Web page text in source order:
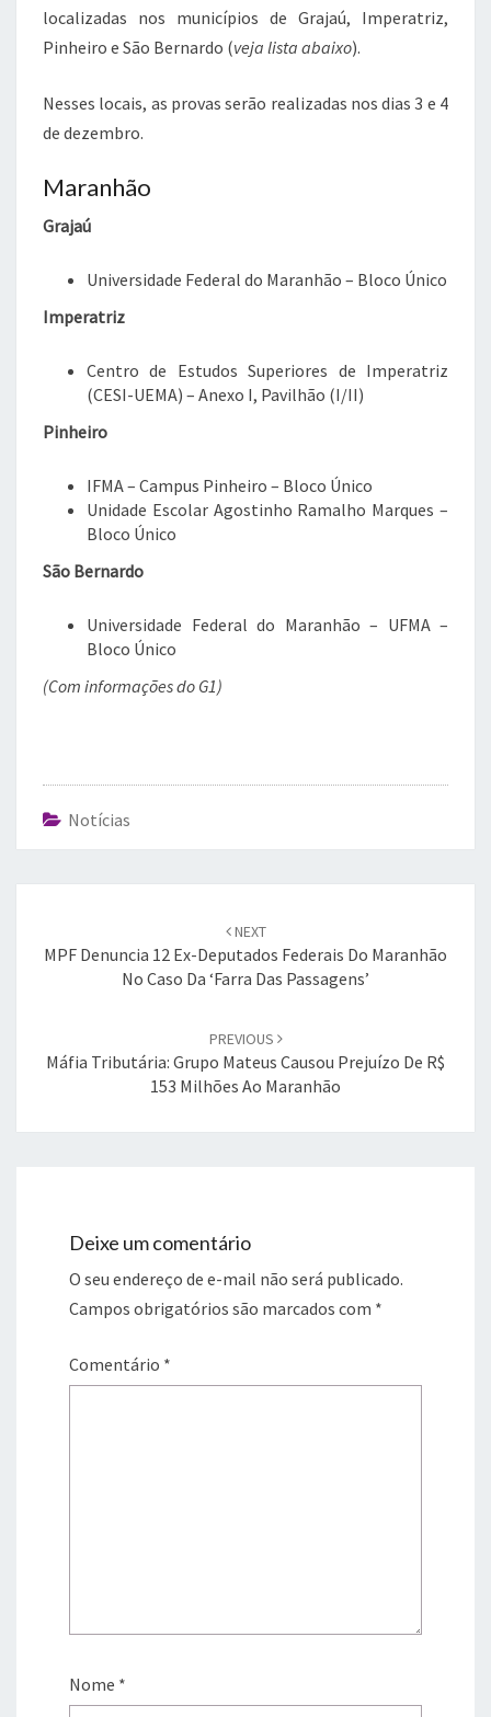
localizadas nos municípios de Grajaú, Imperatriz,
Pinheiro e São Bernardo (veja lista abaixo).
Nesses locais, as provas serão realizadas nos dias 3 e 4
de dezembro.
Maranhão
Grajaú
Universidade Federal do Maranhão – Bloco Único
Imperatriz
Centro de Estudos Superiores de Imperatriz
(CESI-UEMA) – Anexo I, Pavilhão (I/II)
Pinheiro
IFMA – Campus Pinheiro – Bloco Único
Unidade Escolar Agostinho Ramalho Marques –
Bloco Único
São Bernardo
Universidade Federal do Maranhão – UFMA –
Bloco Único
(Com informações do G1)
Notícias
NEXT
MPF Denuncia 12 Ex-Deputados Federais Do Maranhão
No Caso Da ‘farra Das Passagens’
PREVIOUS
Máfia Tributária: Grupo Mateus Causou Prejuízo De R$
153 Milhões Ao Maranhão
Deixe um comentário
O seu endereço de e-mail não será publicado.
Campos obrigatórios são marcados com *
Comentário *
Nome *